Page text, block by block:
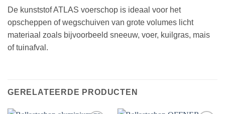
De kunststof ATLAS voerschop is ideaal voor het
opscheppen of wegschuiven van grote volumes licht
materiaal zoals bijvoorbeeld sneeuw, voer, kuilgras, mais
of tuinafval.
GERELATEERDE PRODUCTEN